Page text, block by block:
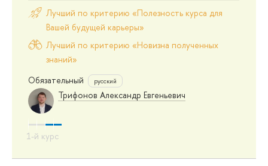
Трифонов Александр Евгеньевич
Лучший по критерию «Полезность курса для
Вашей будущей карьеры»
Лучший по критерию «Новизна полученных
знаний»
Обязательный
русский